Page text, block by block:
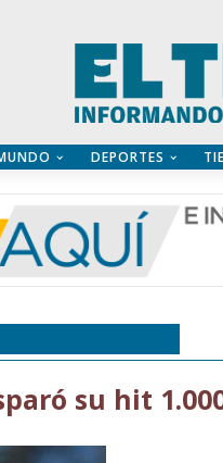
DEPORTES
su hit